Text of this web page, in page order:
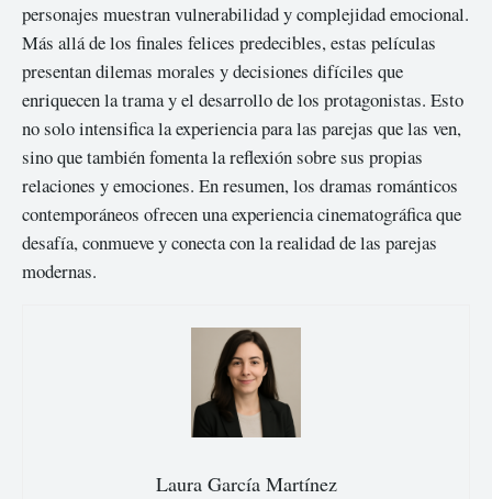
personajes muestran vulnerabilidad y complejidad emocional.
Más allá de los finales felices predecibles, estas películas
presentan dilemas morales y decisiones difíciles que
enriquecen la trama y el desarrollo de los protagonistas. Esto
no solo intensifica la experiencia para las parejas que las ven,
sino que también fomenta la reflexión sobre sus propias
relaciones y emociones. En resumen, los dramas románticos
contemporáneos ofrecen una experiencia cinematográfica que
desafía, conmueve y conecta con la realidad de las parejas
modernas.
Laura García Martínez